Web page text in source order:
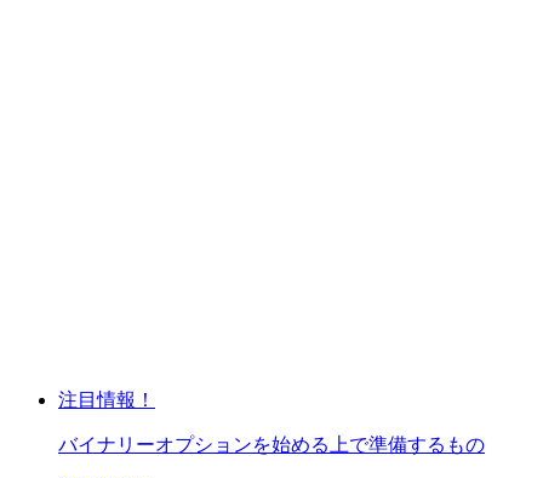
注目情報！
バイナリーオプションを始める上で準備するもの